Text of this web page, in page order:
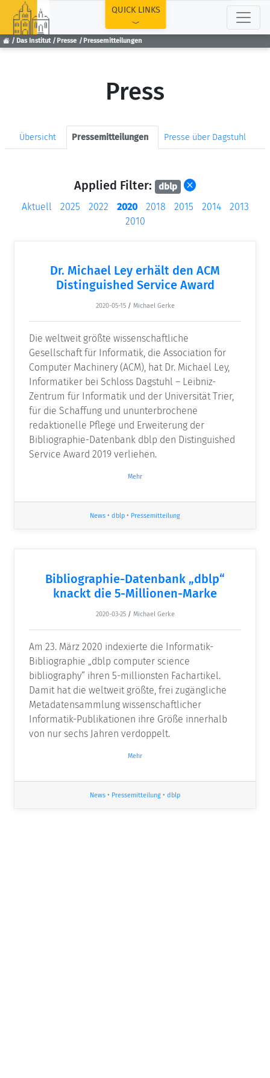
Das Institut Presse Pressemitteilungen
QUICK LINKS
Press
Übersicht Pressemitteilungen Presse über Dagstuhl
Applied Filter: dblp
Aktuell 2025 2022 2020 2018 2015 2014
2013
2010
Dr. Michael Ley erhält den ACM
Distinguished Service Award
2020-05-15 / Michael Gerke
Die weltweit größte wissenschaftliche
Gesellschaft für Informatik, die Association for
Computer Machinery (ACM), hat Dr. Michael Ley,
Informatiker bei Schloss Dagstuhl – Leibniz-
Zentrum für Informatik und der Universität Trier,
für die Schaffung und ununterbrochene
redaktionelle Pflege und Erweiterung der
Bibliographie-Datenbank dblp den Distinguished
Service Award 2019 verliehen.
Mehr
News • dblp • Pressemitteilung
Bibliographie-Datenbank „dblp“
knackt die 5-Millionen-Marke
2020-03-25 / Michael Gerke
Am 23. März 2020 indexierte die Informatik-
Bibliographie „dblp computer science
bibliography“ ihren 5-millionsten Fachartikel.
Damit hat die weltweit größte, frei zugängliche
Metadatensammlung wissenschaftlicher
Informatik-Publikationen ihre Größe innerhalb
von nur sechs Jahren verdoppelt.
Mehr
News • Pressemitteilung • dblp